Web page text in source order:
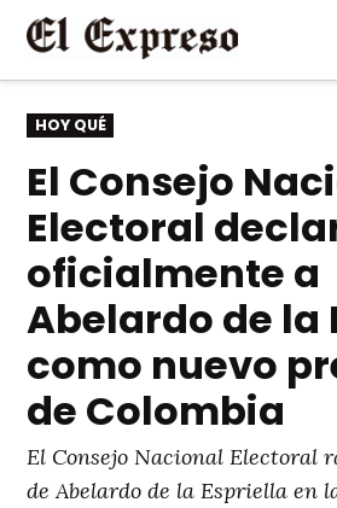
Saltar
contenido
PUBLICADO
EN
HOY QUÉ
El Consejo
Electoral
oficialmente a
Abelardo de la
como nuevo
de Colombia
El Consejo Nacional
de Abelardo de la Espriella en